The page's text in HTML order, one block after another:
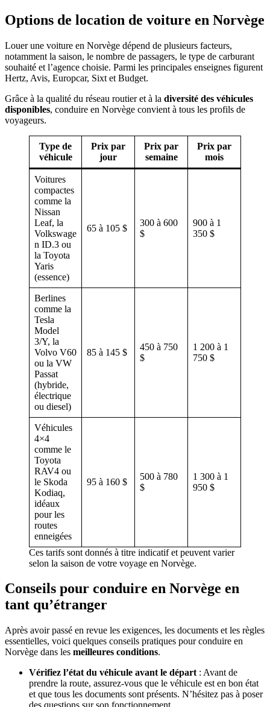
Options de location de voiture en Norvège
Louer une voiture en Norvège dépend de plusieurs facteurs,
notamment la saison, le nombre de passagers, le type de carburant
souhaité et l’agence choisie. Parmi les principales enseignes figurent
Hertz, Avis, Europcar, Sixt et Budget.
Grâce à la qualité du réseau routier et à la diversité des véhicules
disponibles, conduire en Norvège convient à tous les profils de
voyageurs.
Type de
véhicule
Prix par
jour
Prix par
semaine
Prix par
mois
Voitures
compactes
comme la
Nissan
Leaf, la
Volkswage
n ID.3 ou
la Toyota
Yaris
(essence)
65 à 105 $
300 à 600
$
900 à 1
350 $
Berlines
comme la
Tesla
Model
3/Y, la
Volvo V60
ou la VW
Passat
(hybride,
électrique
ou diesel)
85 à 145 $
450 à 750
$
1 200 à 1
750 $
Véhicules
4×4
comme le
Toyota
RAV4 ou
le Skoda
Kodiaq,
idéaux
pour les
routes
enneigées
95 à 160 $
500 à 780
$
1 300 à 1
950 $
Ces tarifs sont donnés à titre indicatif et peuvent varier
selon la saison de votre voyage en Norvège.
Conseils pour conduire en Norvège en
tant qu’étranger
Après avoir passé en revue les exigences, les documents et les règles
essentielles, voici quelques conseils pratiques pour conduire en
Norvège dans les meilleures conditions.
Vérifiez l’état du véhicule avant le départ : Avant de
prendre la route, assurez-vous que le véhicule est en bon état
et que tous les documents sont présents. N’hésitez pas à poser